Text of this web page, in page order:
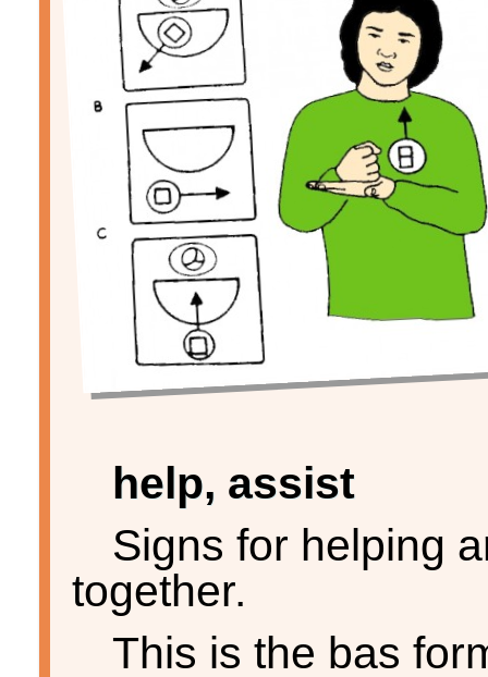
help, assist
Signs for helping
together.
This is the bas